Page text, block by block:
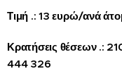
Τιμή .: 13 ευρώ/ανά
Κρατήσεις θέσεων .:
444 326